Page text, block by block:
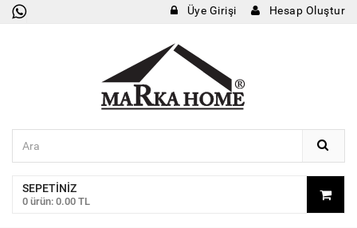
Üye Girişi Hesap Oluştur
SEPETINIZ
0 ürün: 0.00 TL